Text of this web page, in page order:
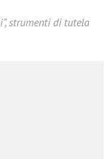
strumenti di tutela